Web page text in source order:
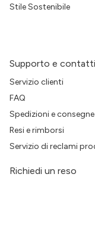
Stile Sostenibile
Supporto e contatti
Servizio clienti
FAQ
Spedizioni e consegne
Resi e rimborsi
Servizio di reclami
Richiedi un reso